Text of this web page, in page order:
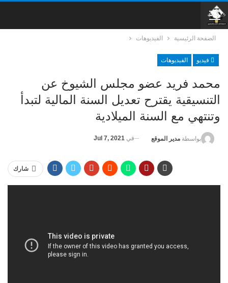
الصفحة الرئيسية الفيديوهات
فيديو الفيديوهات
محمد فريد عضو مجلس الشيوخ عن
التنسيقية يقترح تعديل السنة المالية لتبدأ
وتنتهي مع السنة الميلادية
بواسطة مدير الموقع في Jul 7, 2021
شارك